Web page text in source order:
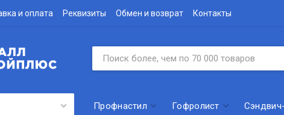
и оплата Реквизиты Обмен и возврат Контакты
Профнастил Гофролист